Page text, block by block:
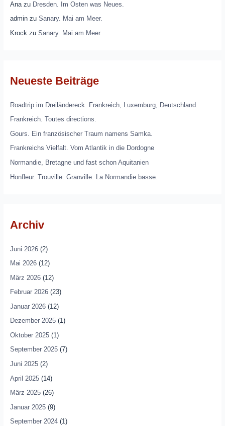
Anazu Dresden. Im Osten was Neues.
adminzu Sanary. Mai am Meer.
Krock zu Sanary. Mai am Meer.
Neueste Beiträge
Roadtrip im Dreiländereck. Frankreich, Luxemburg, Deutschland.
Frankreich. Toutes directions.
Gours. Ein französischer Traum namens Samka.
Frankreichs Vielfalt. Vom Atlantik in die Dordogne
Normandie, Bretagne und fast schon Aquitanien
Honfleur. Trouville. Granville. La Normandie basse.
Archiv
Juni 2026(2)
Mai 2026(12)
März 2026(12)
Februar 2026(23)
Januar 2026(12)
Dezember 2025(1)
Oktober 2025(1)
September 2025(7)
Juni 2025(2)
April 2025(14)
März 2025(26)
Januar 2025(9)
September 2024(1)